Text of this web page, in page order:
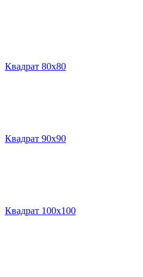
Квадрат 80х80
Квадрат 90х90
Квадрат 100х100